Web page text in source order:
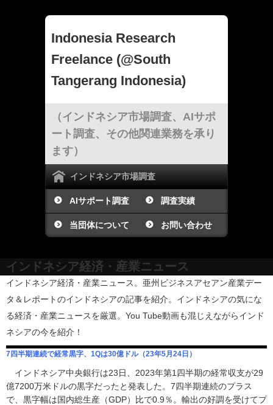
Indonesia Research
Freelance (@South
Tangerang Indonesia)
（インドネシア市場調査、AIサポ
ート調査、その他関連業務を承り
ます）
インドネシア市場調査
AIサポート調査 調査実績
当団体について お問い合わせ
インドネシア経済・産業ニュース
インドネシア経済・産業ニュース。亜州ビジネスアセアン産業デー
タ＆レポートのインドネシアの記事を紹介。インドネシアの気にな
る経済・産業ニュースを厳選。You Tube動画も混じえながらインド
ネシアの今を紹介！
7四半期連続で経常黒字、1Qは30億ドル（23年5月24日）
インドネシア中央銀行は23日、2023年第1四半期の経常収支が29
億7200万米ドルの黒字だったと発表した。7四半期連続のプラス
で、黒字幅は国内総生産（GDP）比で0.9％。輸出の好調を受けてプ